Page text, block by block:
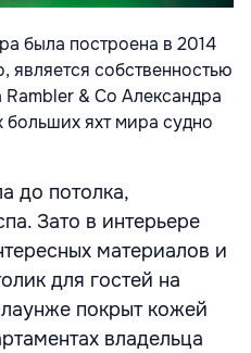
была построена в 2014
является собственностью
& Co Александра
яхт мира судно
до потолка,
Зато в интерьере
материалов и
для гостей на
покрыт кожей
владельца